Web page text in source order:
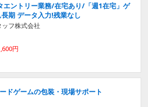
エントリー業務/在宅あり/「週1在宅」ゲ
期 データ入力!残業なし
フ株式会社
円
ドゲームの包装・現場サポート